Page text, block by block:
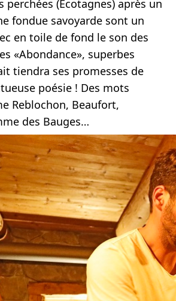
perchées (Ecotagnes) après un
fondue savoyarde sont un
en toile de fond le son des
«Abondance», superbes
tiendra ses promesses de
poésie ! Des mots
Reblochon, Beaufort,
des Bauges…